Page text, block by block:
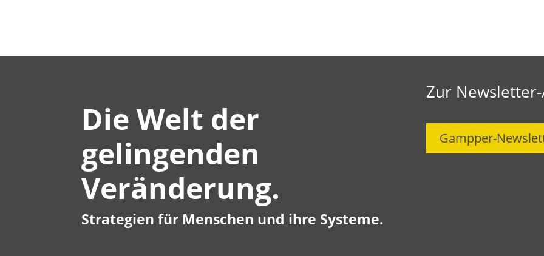
Die Welt der
gelingenden
Veränderung.
Strategien für Menschen und ihre Systeme.
Zur
Gampper-